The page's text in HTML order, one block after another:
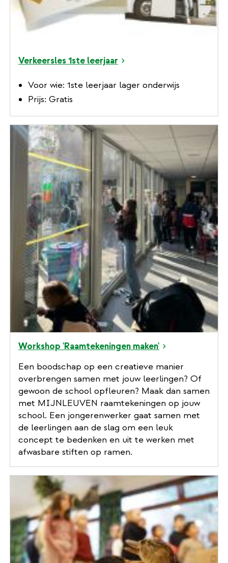
Verkeersles 1ste leerjaar
Voor wie: 1ste leerjaar lager onderwijs
Prijs: Gratis
Workshop 'Raamtekeningen maken'
Een boodschap op een creatieve manier
overbrengen samen met jouw leerlingen? Of
gewoon de school opfleuren? Maak dan samen
met MIJNLEUVEN raamtekeningen op jouw
school. Een jongerenwerker gaat samen met
de leerlingen aan de slag om een leuk
concept te bedenken en uit te werken met
afwasbare stiften op ramen.